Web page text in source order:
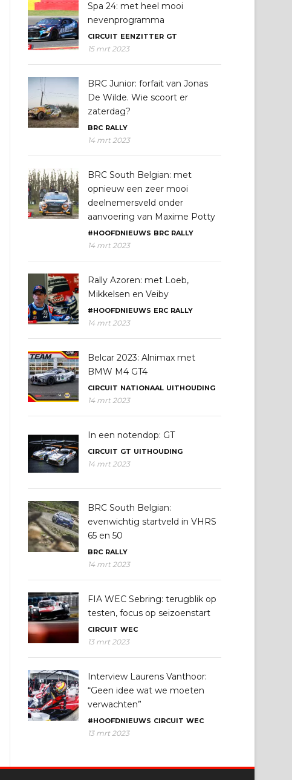
Spa 24: met heel mooi
nevenprogramma
CIRCUIT EENZITTER GT
15 mrt 2023
BRC Junior: forfait van Jonas
De Wilde. Wie scoort er
zaterdag?
BRC RALLY
14 mrt 2023
BRC South Belgian: met
opnieuw een zeer mooi
deelnemersveld onder
aanvoering van Maxime Potty
#HOOFDNIEUWS BRC RALLY
14 mrt 2023
Rally Azoren: met Loeb,
Mikkelsen en Veiby
#HOOFDNIEUWS ERC RALLY
14 mrt 2023
Belcar 2023: Alnimax met
BMW M4 GT4
CIRCUIT NATIONAAL UITHOUDING
14 mrt 2023
In een notendop: GT
CIRCUIT GT UITHOUDING
14 mrt 2023
BRC South Belgian:
evenwichtig startveld in VHRS
65 en 50
BRC RALLY
14 mrt 2023
FIA WEC Sebring: terugblik op
testen, focus op seizoenstart
CIRCUIT WEC
13 mrt 2023
Interview Laurens Vanthoor:
“Geen idee wat we moeten
verwachten”
#HOOFDNIEUWS CIRCUIT WEC
13 mrt 2023